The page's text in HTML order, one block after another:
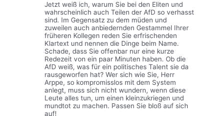
Jetzt weiß ich, warum Sie bei den Eliten und
wahrscheinlich auch Teilen der AfD so verhasst
sind. Im Gegensatz zu dem müden und
zuweilen auch anbiedernden Gestammel Ihrer
früheren Kollegen reden Sie erfrischenden
Klartext und nennen die Dinge beim Name.
Schade, dass Sie offenbar nur eine kurze
Redezeit von ein paar Minuten haben. Ob die
AfD weiß, was für ein politisches Talent sie da
rausgeworfen hat? Wer sich wie Sie, Herr
Arppe, so kompromisslos mit dem System
anlegt, muss sich nicht wundern, wenn diese
Leute alles tun, um einen kleinzukriegen und
mundtot zu machen. Passen Sie bloß auf sich
auf!